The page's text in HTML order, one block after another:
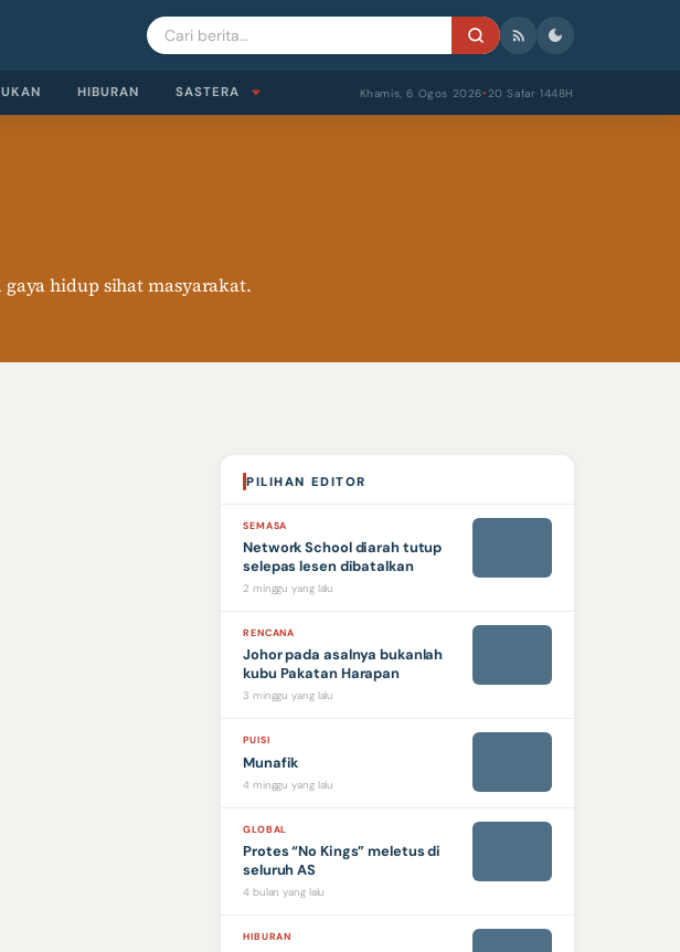
HIBURAN SASTERA Khamis, 6 Ogos 2026● 20 Safar 1448H
hidup sihat masyarakat.
PILIHAN EDITOR
SEMASA
Network School diarah tutup
selepas lesen dibatalkan
2 minggu yang lalu
RENCANA
Johor pada asalnya bukanlah
kubu Pakatan Harapan
3 minggu yang lalu
PUISI
Munafik
4 minggu yang lalu
GLOBAL
Protes “No Kings” meletus di
seluruh AS
4 bulan yang lalu
HIBURAN